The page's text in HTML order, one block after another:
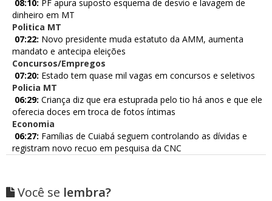
08:10: PF apura suposto esquema de desvio e lavagem de
dinheiro em MT
Politica MT
07:22: Novo presidente muda estatuto da AMM, aumenta
mandato e antecipa eleições
Concursos/Empregos
07:20: Estado tem quase mil vagas em concursos e seletivos
Policia MT
06:29: Criança diz que era estuprada pelo tio há anos e que ele
oferecia doces em troca de fotos íntimas
Economia
06:27: Famílias de Cuiabá seguem controlando as dívidas e
registram novo recuo em pesquisa da CNC
Você se lembra?